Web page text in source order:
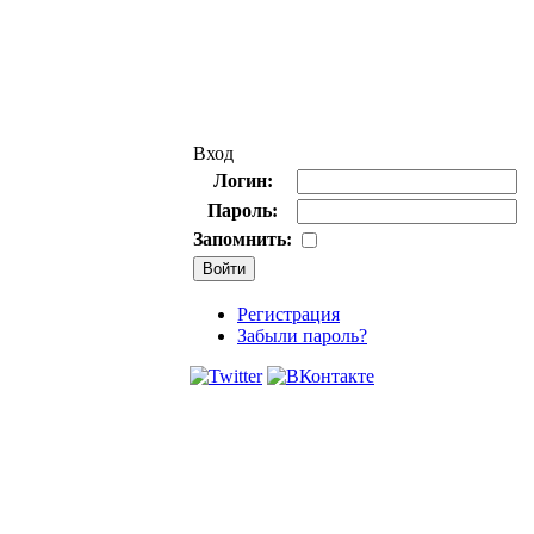
Вход
Логин:
Пароль:
Запомнить:
Регистрация
Забыли пароль?